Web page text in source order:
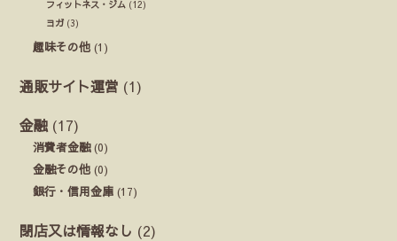
フィットネス・ジム (12)
ヨガ (3)
趣味その他 (1)
通販サイト運営 (1)
金融 (17)
消費者金融(0)
金融その他 (0)
銀行・信用金庫 (17)
閉店又は情報なし (2)